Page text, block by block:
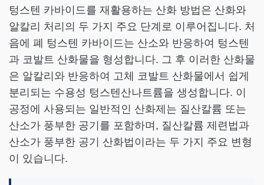
텅스텐 카바이드를 재활용하는 산화 방법은 산화와
알칼리 처리의 두 가지 주요 단계로 이루어집니다. 처
음에 폐 텅스텐 카바이드는 산소와 반응하여 텅스텐
과 코발트 산화물을 형성합니다. 그 후 이러한 산화물
은 알칼리와 반응하여 고체 코발트 산화물에서 쉽게
분리되는 수용성 텅스텐산나트륨을 생성합니다. 이
공정에 사용되는 일반적인 산화제는 질산칼륨 또는
산소가 풍부한 공기를 포함하며, 질산칼륨 제련법과
산소가 풍부한 공기 산화법이라는 두 가지 주요 변형
이 있습니다.